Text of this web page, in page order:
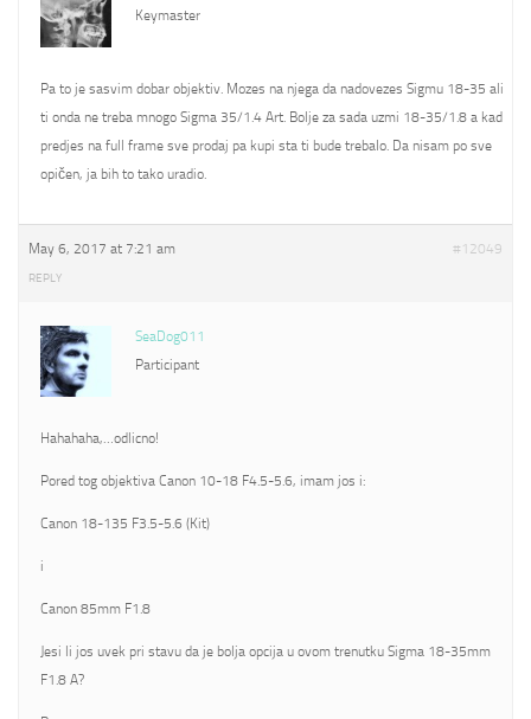
Keymaster
Pa to je sasvim dobar objektiv. Mozes na njega da nadovezes Sigmu 18-35 ali
ti onda ne treba mnogo Sigma 35/1.4 Art. Bolje za sada uzmi 18-35/1.8 a kad
predjes na full frame sve prodaj pa kupi sta ti bude trebalo. Da nisam po sve
opičen, ja bih to tako uradio.
May 6, 2017 at 7:21 am #12049
REPLY
SeaDog011
Participant
Hahahaha,…odlicno!
Pored tog objektiva Canon 10-18 F4.5-5.6, imam jos i:
Canon 18-135 F3.5-5.6 (Kit)
i
Canon 85mm F1.8
Jesi li jos uvek pri stavu da je bolja opcija u ovom trenutku Sigma 18-35mm
F1.8 A?